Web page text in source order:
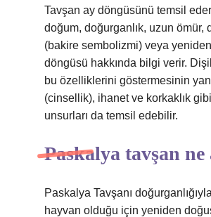
Tavşan ay döngüsünü temsil
doğum, doğurganlık, uzun ömür,
(bakire sembolizmi) veya
döngüsü hakkında bilgi verir.
bu özelliklerini göstermesinin
(cinsellik), ihanet ve korkaklık
unsurları da temsil edebilir.
Paskalya tavşan ne
Paskalya Tavşanı
hayvan olduğu için yeniden